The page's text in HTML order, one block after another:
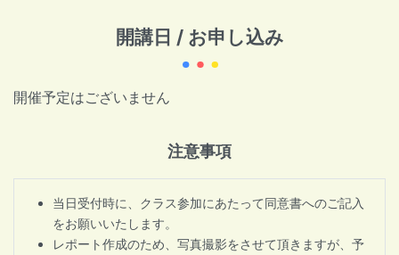
開講日 / お申し込み
開催予定はございません
注意事項
当日受付時に、クラス参加にあたって同意書へのご記入
をお願いいたします。
レポート作成のため、写真撮影をさせて頂きますが、予